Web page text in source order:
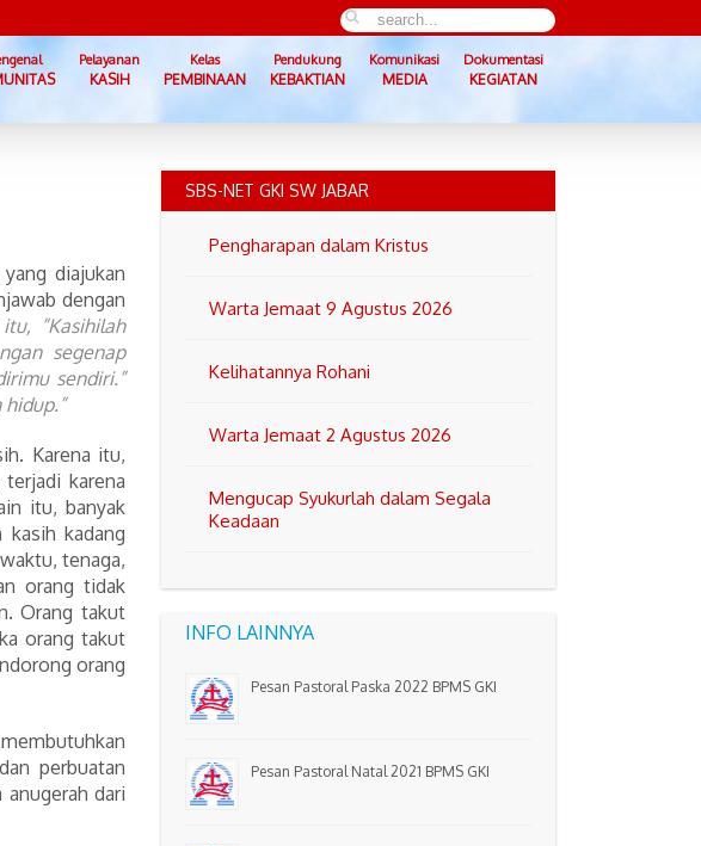
Pelayanan
KASIH
Kelas
PEMBINAAN
Pendukung
KEBAKTIAN
Komunikasi
MEDIA
Dokumentasi
KEGIATAN
diajukan
dengan
”Kasihilah
segenap
sendiri.”
Karena itu,
karena
itu, banyak
kasih kadang
tenaga,
orang tidak
Orang takut
orang takut
orang
perbuatan
dari
SBS-NET GKI SW JABAR
Pengharapan dalam Kristus
Warta Jemaat 9 Agustus 2026
Kelihatannya Rohani
Warta Jemaat 2 Agustus 2026
Mengucap Syukurlah dalam Segala
Keadaan
INFO LAINNYA
Pesan Pastoral Paska 2022 BPMS GKI
Pesan Pastoral Natal 2021 BPMS GKI